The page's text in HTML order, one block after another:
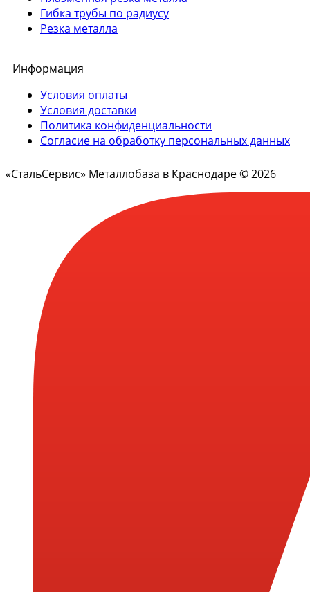
Гибка трубы по радиусу
Резка металла
Информация
Условия оплаты
Условия доставки
Политика конфиденциальности
Согласие на обработку персональных данных
«СтальСервис» Металлобаза в Краснодаре © 2026